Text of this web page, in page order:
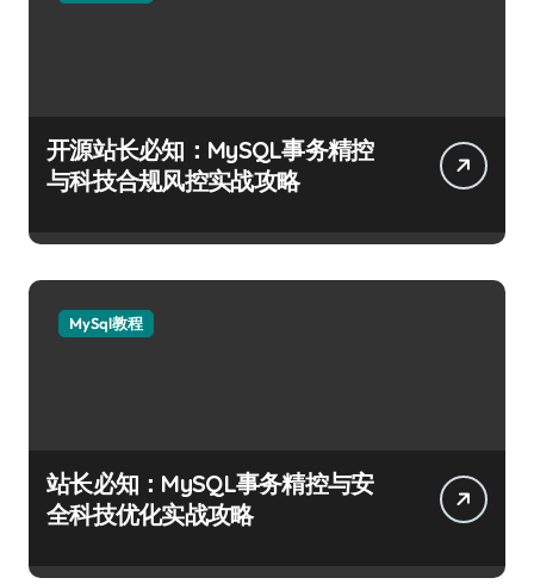
开源站长必知：MySQL事务精控
与科技合规风控实战攻略
MySql教程
站长必知：MySQL事务精控与安
全科技优化实战攻略